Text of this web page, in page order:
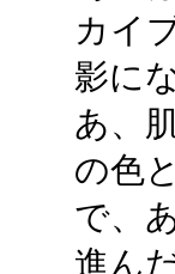
カイ
影に
あ、
の色
で、
進ん